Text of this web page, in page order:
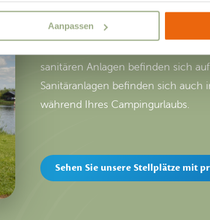
Aanpassen
Mit dem eigenen Zelt,
gewisse Extra an Luxus erleben?
sanitären Anlagen befinden sich
Sanitäranlagen befinden sich auch
während Ihres Campingurlaubs.
Sehen Sie unsere Stellplätze mit